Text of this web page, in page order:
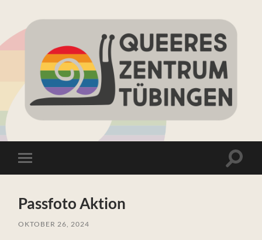
Tübingen
Mobile-
Menü
Passfoto Aktion
OKTOBER 26, 2024